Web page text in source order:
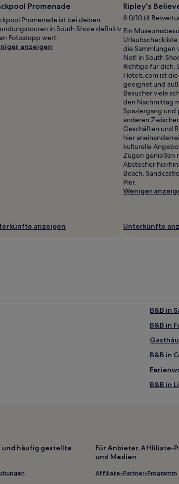
Foto
von
Artur
Mantura
Promenade
Promenade ist bei deinen
in South Shore definitiv
Fotostopp wert.
anzeigen
anzeigen
Ripley's
8.0/10 (4
Ein
die Sammlungen
Not! in South
Richtige für dich.
Hotels.com ist
geeignet und
Besucher viele
den Nachmittag
Spaziergang und
anderen
Geschäften und
hier
kulturelle
Zügen genießen
Abstecher
Beach,
Pier.
Weniger
Unterkünfte
B&B in
B&B in
B&B in
B&B in
Hotels
und häufig gestellte
Für Anbieter, Affliliate-
und Medien
Affiliate-Partner-Programm